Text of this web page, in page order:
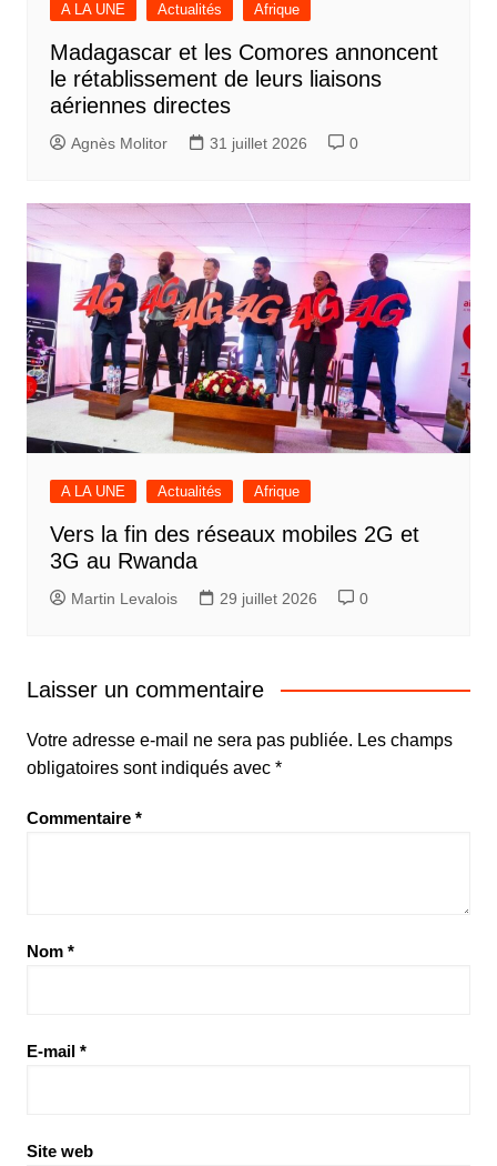
A LA UNE Actualités Afrique
Madagascar et les Comores annoncent
le rétablissement de leurs liaisons
aériennes directes
Agnès Molitor 31 juillet 2026 0
A LA UNE Actualités Afrique
Vers la fin des réseaux mobiles 2G et
3G au Rwanda
Martin Levalois 29 juillet 2026 0
Laisser un commentaire
Votre adresse e-mail ne sera pas publiée. Les champs
obligatoires sont indiqués avec *
Commentaire *
Nom *
E-mail *
Site web